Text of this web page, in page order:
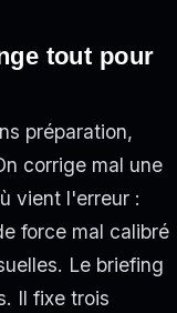
tout pour
préparation,
corrige mal une
vient l'erreur :
force mal calibré
Le briefing
Il fixe trois